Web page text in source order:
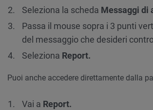
Seleziona la scheda Messaggi di
Passa il mouse sopra i 3 punti
del messaggio che desideri
Seleziona Report.
Puoi anche accedere direttamente dalla
Vai a Report.